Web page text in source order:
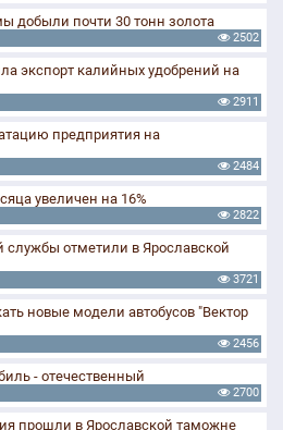
добыли почти 30 тонн золота
2502
экспорт калийных удобрений на
2911
предприятия на
2484
увеличен на 16%
2822
службы отметили в Ярославской
3721
новые модели автобусов "Вектор
2456
- отечественный
2700
прошли в Ярославской таможне